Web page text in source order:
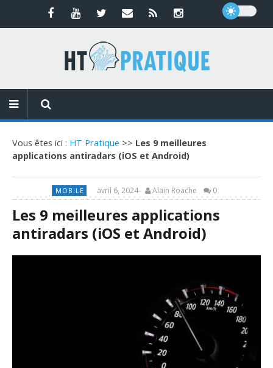
Vous êtes ici : HT Pratique >> Les 9 meilleures
applications antiradars (iOS et Android)
MOBILE avril 6, 2024 Alain Roache 0
Les 9 meilleures applications
antiradars (iOS et Android)